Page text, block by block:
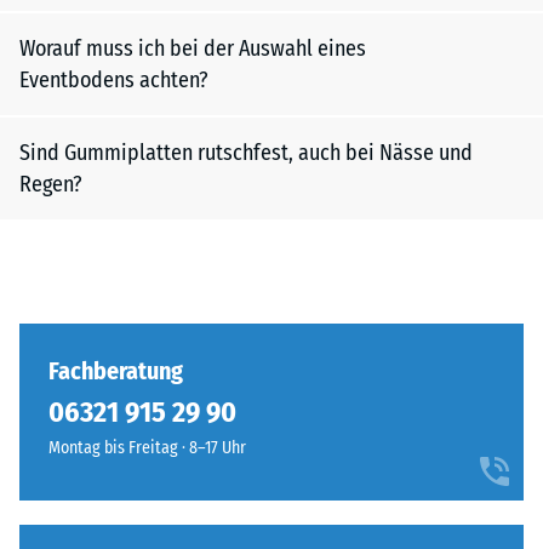
Worauf muss ich bei der Auswahl eines
Eventbodens achten?
Sind Gummiplatten rutschfest, auch bei Nässe und
Regen?
Fachberatung
06321 915 29 90
Montag bis Freitag · 8–17 Uhr